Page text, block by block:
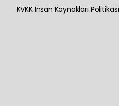
KVKK İnsan Kaynakları Politikası